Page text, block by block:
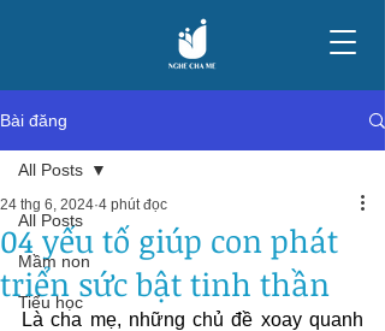
Bài đăng
All Posts
Mầm non
Tiểu học
All Posts
04 yếu tố giúp con phát
triển sức bật tinh thần
24 thg 6, 2024 4 phút đọc
Là cha mẹ, những chủ đề xoay quanh